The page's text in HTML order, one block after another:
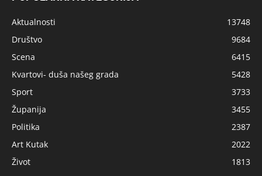
Aktualnosti
13748
Društvo
9684
Scena
6415
Kvartovi- duša našeg grada
5428
Sport
3733
Županija
3455
Politika
2387
Art Kutak
2022
Život
1813